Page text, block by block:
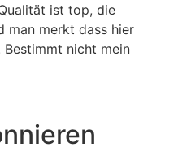
ist top, die
man merkt dass hier
nicht mein